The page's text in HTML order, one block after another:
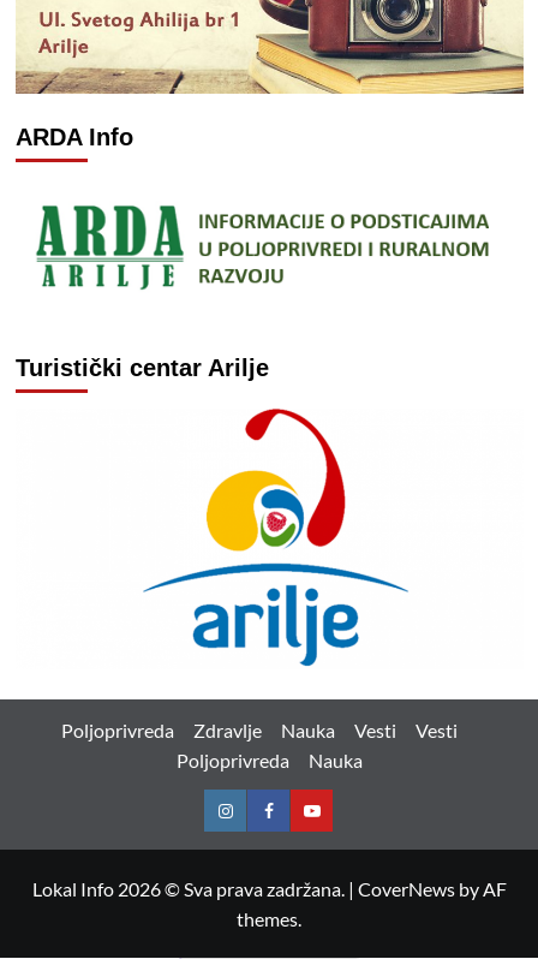
ARDA Info
Turistički centar Arilje
Poljoprivreda Zdravlje Nauka Vesti
Vesti
Poljoprivreda
Nauka
InstagramFacebookYoutube
Lokal Info 2026 © Sva prava zadržana. | CoverNewsby AF
themes.